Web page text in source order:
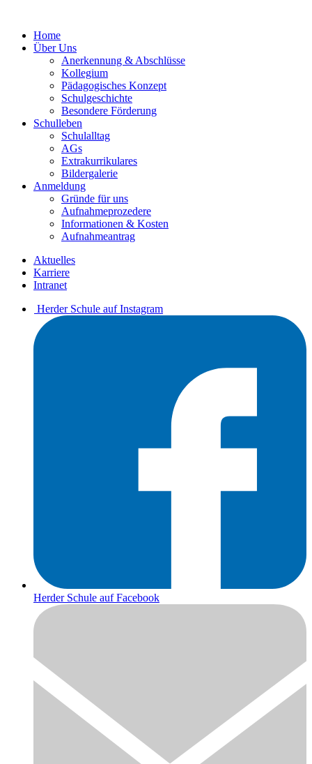
Home
Über Uns
Anerkennung & Abschlüsse
Kollegium
Pädagogisches Konzept
Schulgeschichte
Besondere Förderung
Schulleben
Schulalltag
AGs
Extrakurrikulares
Bildergalerie
Anmeldung
Gründe für uns
Aufnahmeprozedere
Informationen & Kosten
Aufnahmeantrag
Aktuelles
Karriere
Intranet
Herder Schule auf Instagram
Herder Schule auf Facebook